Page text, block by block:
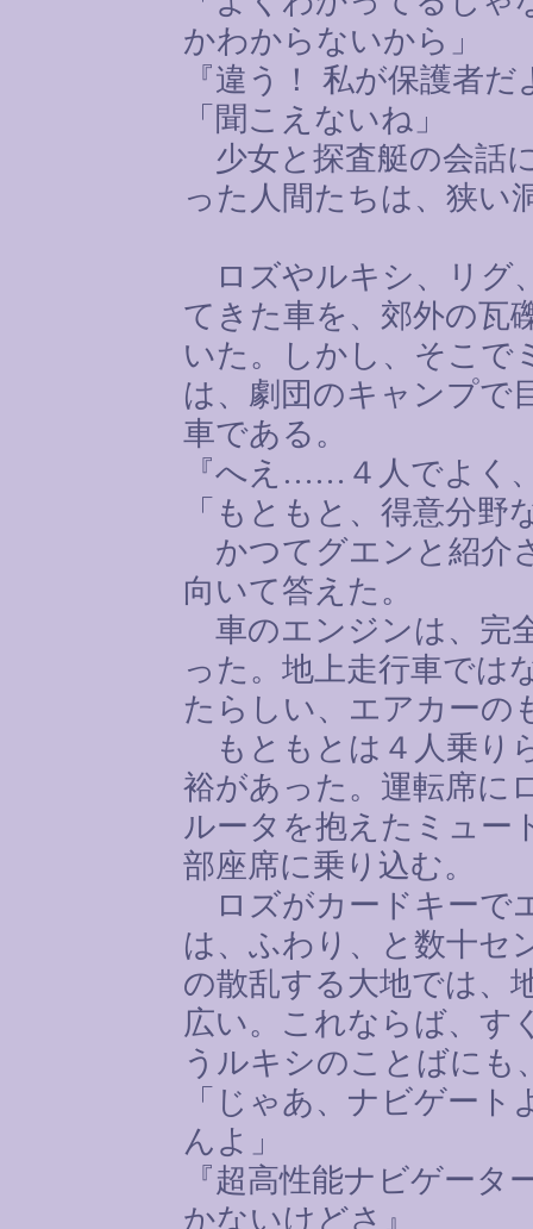
かわからないから」
『違う！ 私が保護者だ
「聞こえないね」
少女と探査艇の会話
った人間たちは、狭い
ロズやルキシ、リグ
てきた車を、郊外の瓦
いた。しかし、そこで
は、劇団のキャンプで
車である。
『へえ …… ４人でよく
「もともと、得意分野
かつてグエンと紹介
向いて答えた。
車のエンジンは、完
った。地上走行車では
たらしい、エアカーの
もともとは４人乗り
裕があった。運転席に
ルータを抱えたミュー
部座席に乗り込む。
ロズがカードキーで
は、ふわり、と数十セ
の散乱する大地では、
広い。これならば、す
うルキシのことばにも
「じゃあ、ナビゲー
んよ」
『超高性能ナビゲータ
かないけどさ』